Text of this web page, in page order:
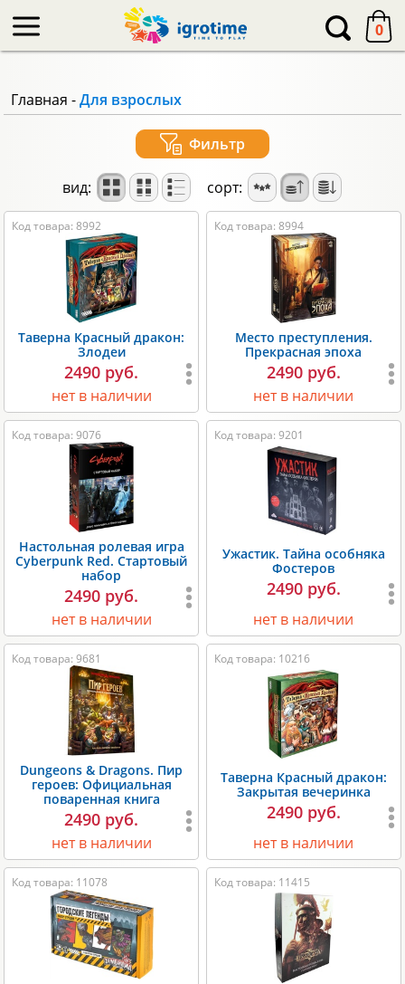
0
Главная - Для взрослых
Фильтр
вид: сорт:
Код товара: 8992
Таверна Красный дракон:
Злодеи
2490 руб.
нет в наличии
Код товара: 8994
Место преступления.
Прекрасная эпоха
2490 руб.
нет в наличии
Код товара: 9076
Настольная ролевая игра
Cyberpunk Red. Стартовый
набор
2490 руб.
нет в наличии
Код товара: 9201
Ужастик. Тайна особняка
Фостеров
2490 руб.
нет в наличии
Код товара: 9681
Dungeons & Dragons. Пир
героев: Официальная
поваренная книга
2490 руб.
нет в наличии
Код товара: 10216
Таверна Красный дракон:
Закрытая вечеринка
2490 руб.
нет в наличии
Код товара: 11078 Код товара: 11415